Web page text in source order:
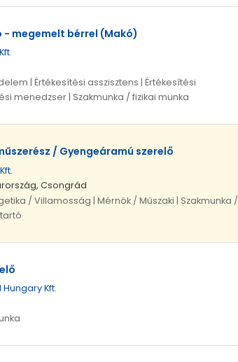
megemelt bérrel (Makó)
| Értékesítési asszisztens | Értékesítési
menedzser | Szakmunka / fizikai munka
/ Gyengeáramú szerelő
Csongrád
/ Villamosság | Mérnök / Műszaki | Szakmunka /
Kft.